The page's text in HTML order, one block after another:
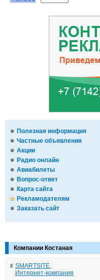
Полезная информация
Частные объявления
Акции
Радио онлайн
Авиабилеты
Вопрос-ответ
Карта сайта
Рекламодателям
Заказать сайт
Компании Костаная
SMARTSITE,
Интернет-компания